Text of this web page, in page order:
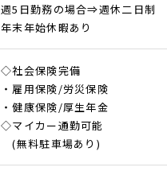
週5日勤務の場合⇒週休二日制
年末年始休暇あり
◇社会保険完備
・雇用保険/労災保険
・健康保険/厚生年金
◇マイカー通勤可能
(無料駐車場あり)